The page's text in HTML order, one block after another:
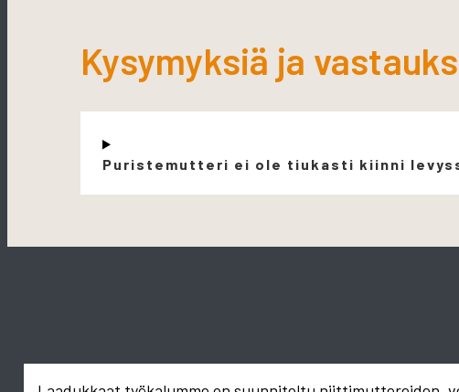
Kysymyksiä ja
Puristemutteri ei ole tiukasti kiinni